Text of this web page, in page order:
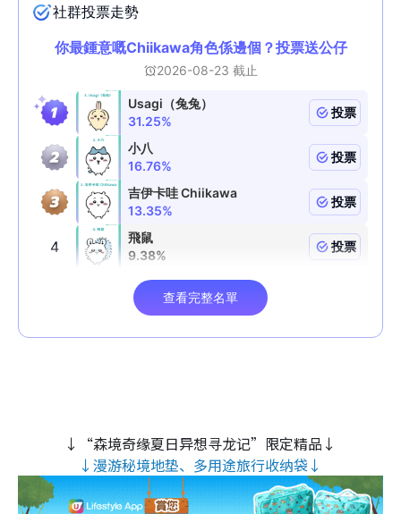
↓“森境奇缘夏日异想寻龙记”限定精品↓
↓漫游秘境地垫、多用途旅行收纳袋↓